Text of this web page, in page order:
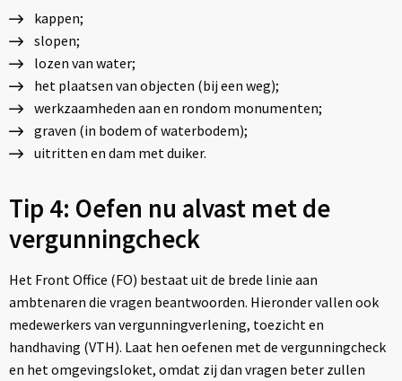
kappen;
slopen;
lozen van water;
het plaatsen van objecten (bij een weg);
werkzaamheden aan en rondom monumenten;
graven (in bodem of waterbodem);
uitritten en dam met duiker.
Tip 4: Oefen nu alvast met de
vergunningcheck
Het Front Office (FO) bestaat uit de brede linie aan
ambtenaren die vragen beantwoorden. Hieronder vallen ook
medewerkers van vergunningverlening, toezicht en
handhaving (VTH). Laat hen oefenen met de vergunningcheck
en het omgevingsloket, omdat zij dan vragen beter zullen